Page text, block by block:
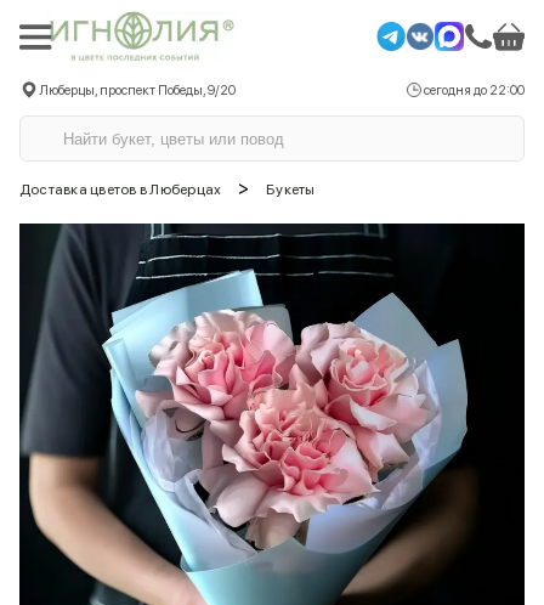
Люберцы, проспект Победы, 9/20 сегодня до 22:00
Доставка цветов в Люберцах > Букеты